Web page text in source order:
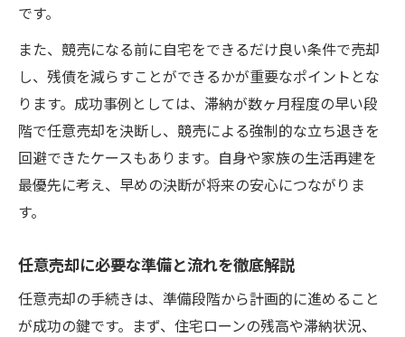
です。
また、競売になる前に自宅をできるだけ良い条件で売却
し、残債を減らすことができるかが重要なポイントとな
ります。成功事例としては、滞納が数ヶ月程度の早い段
階で任意売却を決断し、競売による強制的な立ち退きを
回避できたケースもあります。自身や家族の生活再建を
最優先に考え、早めの決断が将来の安心につながりま
す。
任意売却に必要な準備と流れを徹底解説
任意売却の手続きは、準備段階から計画的に進めること
が成功の鍵です。まず、住宅ローンの残高や滞納状況、